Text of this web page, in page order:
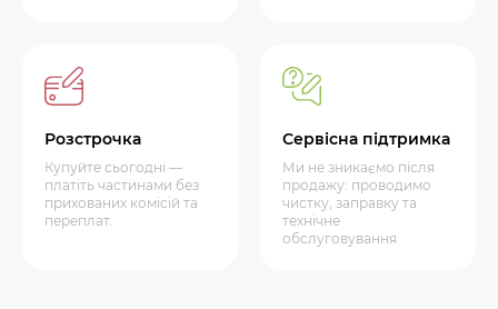
Розстрочка
Купуйте сьогодні —
платіть частинами без
прихованих комісій та
переплат.
Сервісна підтримка
Ми не зникаємо після
продажу: проводимо
чистку, заправку та
технічне
обслуговування